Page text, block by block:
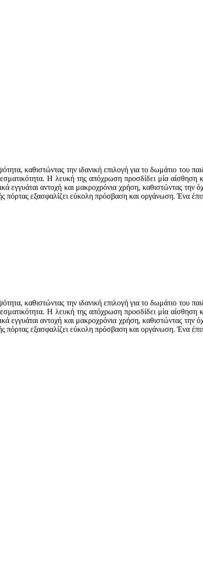
καθιστώντας την ιδανική επιλογή για το δωμάτιο
Η λευκή της απόχρωση προσδίδει μία
εγγυάται αντοχή και μακροχρόνια χρήση, καθιστώντας την
πόρτας εξασφαλίζει εύκολη πρόσβαση και οργάνωση. Ένα
καθιστώντας την ιδανική επιλογή για το δωμάτιο
Η λευκή της απόχρωση προσδίδει μία
εγγυάται αντοχή και μακροχρόνια χρήση, καθιστώντας την
πόρτας εξασφαλίζει εύκολη πρόσβαση και οργάνωση. Ένα